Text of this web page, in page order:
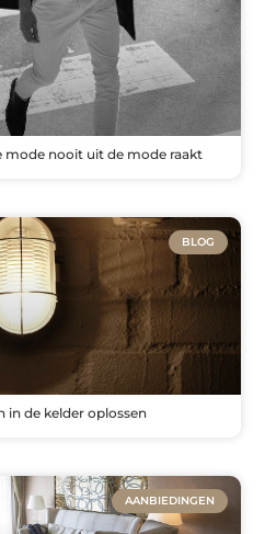
nooit uit de mode raakt
BLOG
in de kelder oplossen
AANBIEDINGEN